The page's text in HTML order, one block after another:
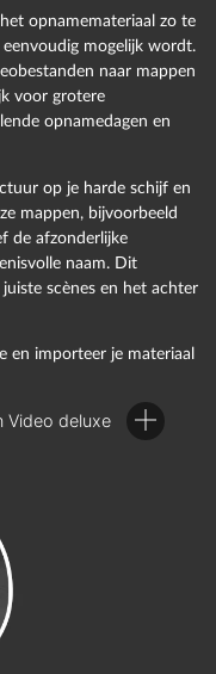
opnamemateriaal zo te
mogelijk wordt.
naar mappen
voor grotere
opnamedagen en
op je harde schijf en
mappen, bijvoorbeeld
de afzonderlijke
naam. Dit
scènes en het achter
en importeer je materiaal
Video deluxe
deluxe als